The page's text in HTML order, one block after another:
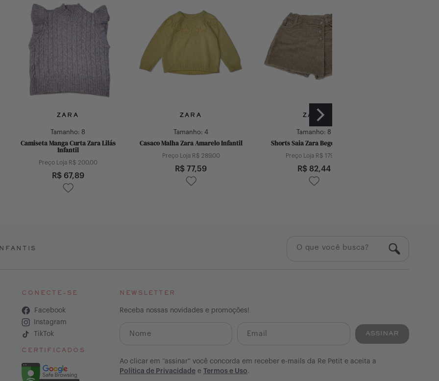
ZARA
Tamanho: 8
Camiseta Manga Curta Zara Lilás
Infantil
Preço Loja R$ 200,00
R$ 67,89
ZARA
Tamanho: 4
Casaco Malha Zara Amarelo Infantil
Preço Loja R$ 289,00
R$ 77,59
ZARA
Tamanho: 8
Shorts Saia Zara Bege Infantil
Preço Loja R$ 179,00
R$ 82,44
CONECTE-SE
Facebook
Instagram
TikTok
CERTIFICADOS
NEWSLETTER
Receba nossas novidades e promoções!
ASSINAR
Ao clicar em “assinar” você concorda em receber e-mails da Re Petit e aceita a
Política de Privacidade e Termos e Uso.